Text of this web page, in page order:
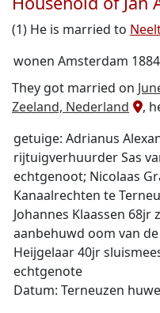
(1) He is married to
wonen Amsterdam
They got married on
Zeeland, Nederland
,
getuige: Adrianus
rijtuigverhuurder Sas
echtgenoot; Nicolaas
Kanaalrechten te
Johannes Klaassen
aanbehuwd oom van
Heijgelaar 40jr
echtgenote
Datum: Terneuzen